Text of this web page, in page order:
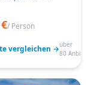
/ Person
vergleichen →über
80